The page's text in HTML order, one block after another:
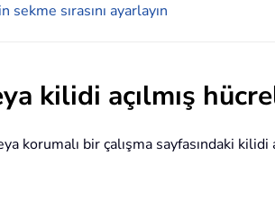
sırasını ayarlayın
kilidi açılmış
korumalı bir çalışma sayfasındaki